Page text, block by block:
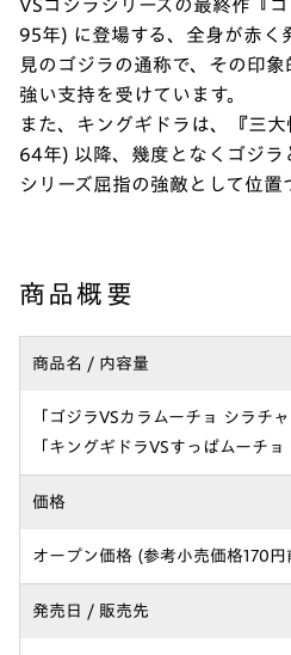
VSゴジラシリーズの最終作『
95年) に登場する、全身が赤く
見のゴジラの通称で、その印
強い支持を受けています。
また、キングギドラは、『三
64年) 以降、幾度となくゴジラ
シリーズ屈指の強敵として位置
商品概要
商品名 / 内容量
「ゴジラVSカラムーチョ シラチ
「キングギドラVSすっぱムーチ
価格
オープン価格 (参考小売価格170円
発売日 / 販売先